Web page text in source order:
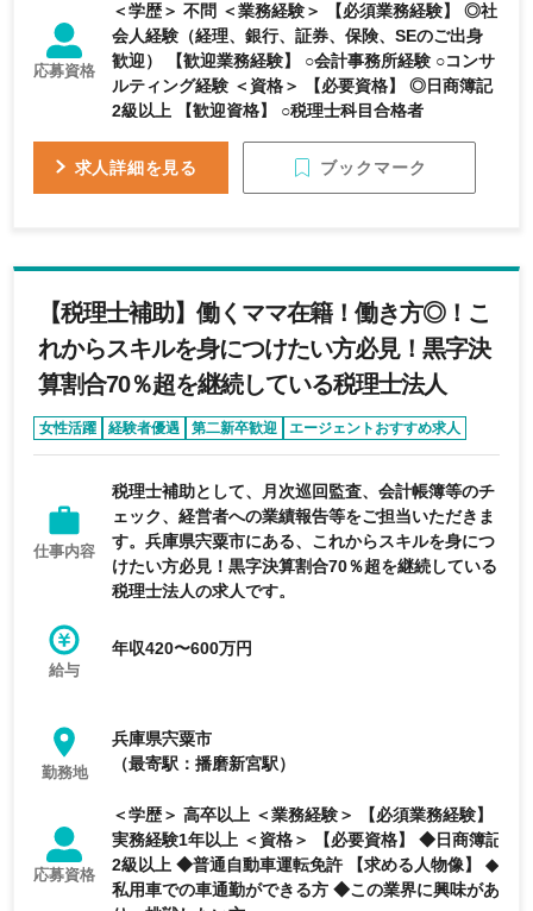
応募資格
＜学歴＞ 不問 ＜業務経験＞ 【必須業務経験】 ◎社
会人経験（経理、銀行、証券、保険、SEのご出身
歓迎） 【歓迎業務経験】 ○会計事務所経験 ○コンサ
ルティング経験 ＜資格＞ 【必要資格】 ◎日商簿記
2級以上 【歓迎資格】 ○税理士科目合格者
求人詳細を見る ブックマーク
【税理士補助】働くママ在籍！働き方◎！こ
れからスキルを身につけたい方必見！黒字決
算割合70％超を継続している税理士法人
女性活躍 経験者優遇 第二新卒歓迎 エージェントおすすめ求人
仕事内容
税理士補助として、月次巡回監査、会計帳簿等のチ
ェック、経営者への業績報告等をご担当いただきま
す。兵庫県宍粟市にある、これからスキルを身につ
けたい方必見！黒字決算割合70％超を継続している
税理士法人の求人です。
給与
年収420〜600万円
勤務地
兵庫県宍粟市
（最寄駅：播磨新宮駅）
応募資格
＜学歴＞ 高卒以上 ＜業務経験＞ 【必須業務経験】
実務経験1年以上 ＜資格＞ 【必要資格】 ◆日商簿記
2級以上 ◆普通自動車運転免許 【求める人物像】 ◆
私用車での車通勤ができる方 ◆この業界に興味があ